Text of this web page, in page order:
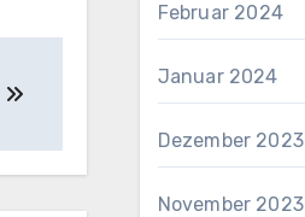
Februar 2024
Januar 2024
Dezember 2023
November 2023